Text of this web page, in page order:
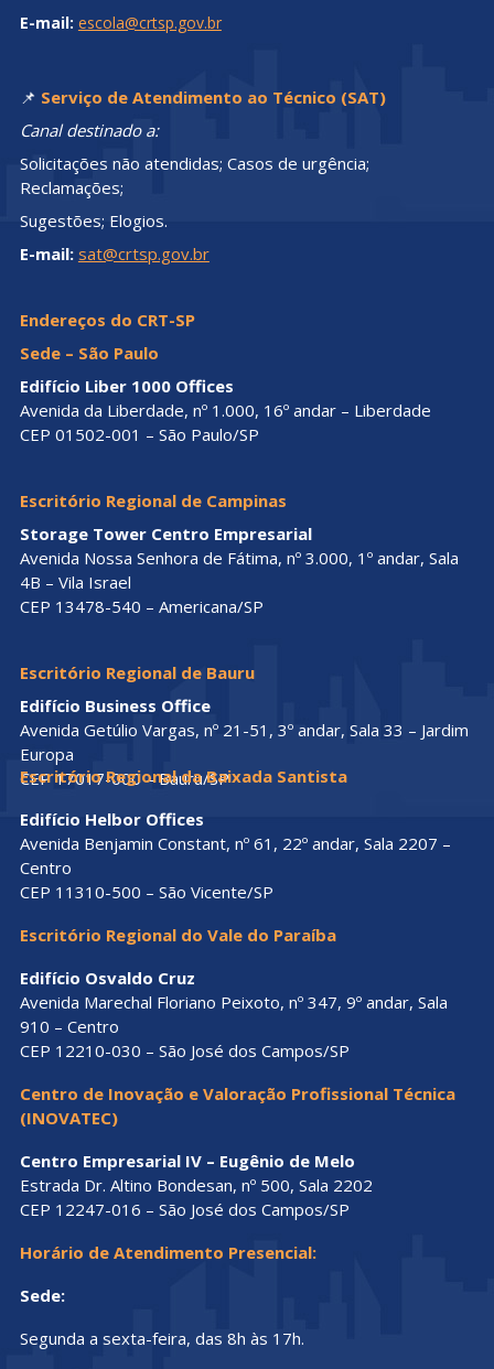
E-mail: escola@crtsp.gov.br
📌 Serviço de Atendimento ao Técnico (SAT)
Canal destinado a:
Solicitações não atendidas; Casos de urgência;
Reclamações;
Sugestões; Elogios.
E-mail: sat@crtsp.gov.br
Endereços do CRT-SP
Sede – São Paulo
Edifício Liber 1000 Offices
Avenida da Liberdade, nº 1.000, 16º andar – Liberdade
CEP 01502-001 – São Paulo/SP
Escritório Regional de Campinas
Storage Tower Centro Empresarial
Avenida Nossa Senhora de Fátima, nº 3.000, 1º andar, Sala
4B – Vila Israel
CEP 13478-540 – Americana/SP
Escritório Regional de Bauru
Edifício Business Office
Avenida Getúlio Vargas, nº 21-51, 3º andar, Sala 33 – Jardim
Europa
CEP 17017-000 – Bauru/SP
Escritório Regional da Baixada Santista
Edifício Helbor Offices
Avenida Benjamin Constant, nº 61, 22º andar, Sala 2207 –
Centro
CEP 11310-500 – São Vicente/SP
Escritório Regional do Vale do Paraíba
Edifício Osvaldo Cruz
Avenida Marechal Floriano Peixoto, nº 347, 9º andar, Sala
910 – Centro
CEP 12210-030 – São José dos Campos/SP
Centro de Inovação e Valoração Profissional Técnica
(INOVATEC)
Centro Empresarial IV – Eugênio de Melo
Estrada Dr. Altino Bondesan, nº 500, Sala 2202
CEP 12247-016 – São José dos Campos/SP
Horário de Atendimento Presencial:
Sede:
Segunda a sexta-feira, das 8h às 17h.